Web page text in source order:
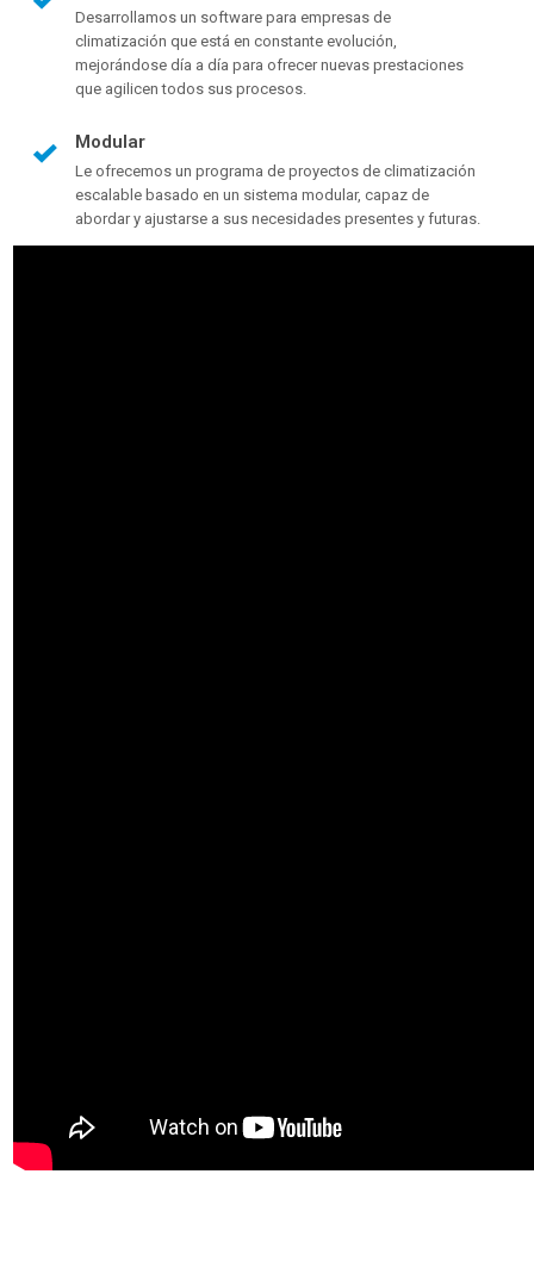
Desarrollamos un software para empresas de
climatización que está en constante evolución,
mejorándose día a día para ofrecer nuevas prestaciones
que agilicen todos sus procesos.
Modular
Le ofrecemos un programa de proyectos de climatización
escalable basado en un sistema modular, capaz de
abordar y ajustarse a sus necesidades presentes y futuras.